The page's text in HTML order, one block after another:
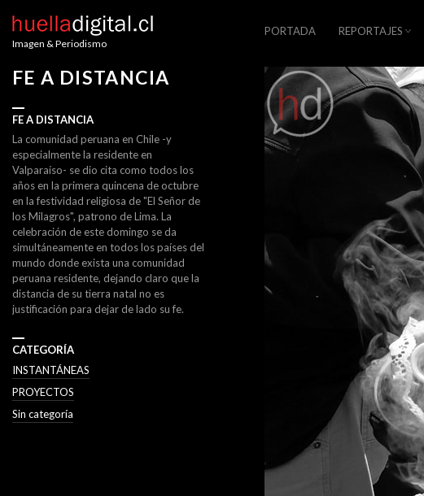
Imagen & Periodismo
PORTADA REPORTAJES
FE A DISTANCIA
FE A DISTANCIA
La comunidad peruana en Chile -y
especialmente la residente en
Valparaíso- se dio cita como todos los
años en la primera quincena de octubre
en la festividad religiosa de "El Señor de
los Milagros", patrono de Lima. La
celebración de este domingo se da
simultáneamente en todos los países del
mundo donde exista una comunidad
peruana residente, dejando claro que la
distancia de su tierra natal no es
justificación para dejar de lado su fe.
CATEGORÍA
INSTANTÁNEAS
PROYECTOS
Sin categoría